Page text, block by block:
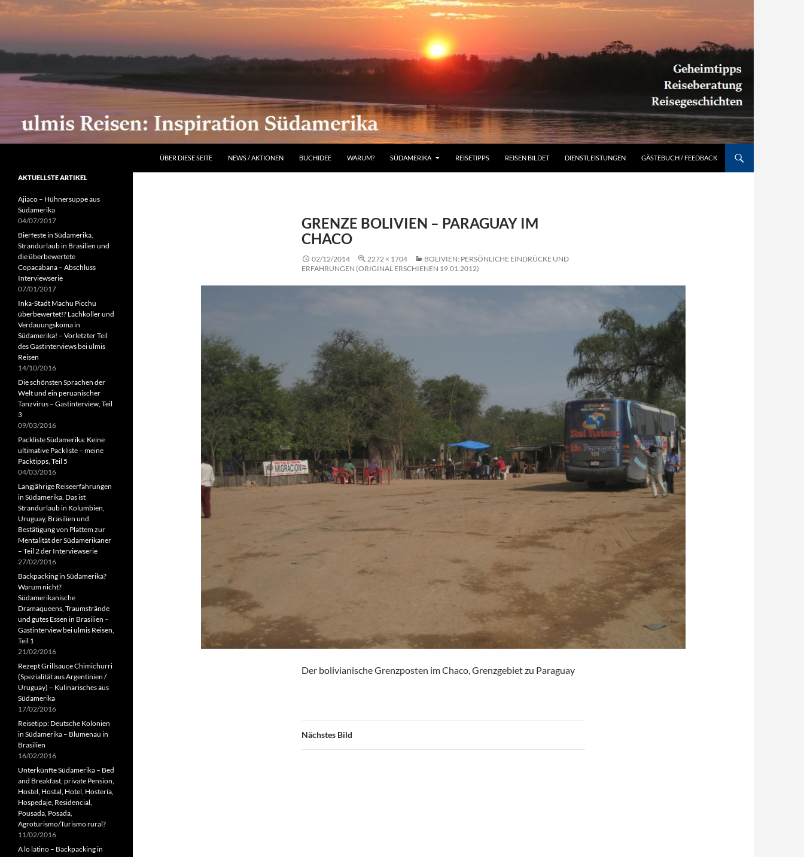
Südamerika individuell entdecken: Geheimtipps, Reiseberatung, Reisegeschichten
ÜBER DIESE SEITE
NEWS / AKTIONEN BUCHIDEE WARUM? SÜDAMERIKA REISETIPPS REISEN BILDET DIENSTLEISTUNGEN GÄSTEBUCH / FEEDBACK
GRENZE BOLIVIEN – PARAGUAY IM
CHACO
02/12/2014 2272 × 1704
BOLIVIEN: PERSÖNLICHE EINDRÜCKE UND
ERFAHRUNGEN (ORIGINAL ERSCHIENEN 19.01.2012)
Der bolivianische Grenzposten im Chaco, Grenzgebiet zu Paraguay
Nächstes Bild
AKTUELLSTE ARTIKEL
Ajiaco – Hühnersuppe aus
Südamerika
04/07/2017
Bierfeste in Südamerika,
Strandurlaub in Brasilien und
die überbewertete
Copacabana – Abschluss
Interviewserie
07/01/2017
Inka-Stadt Machu Picchu
überbewertet!? Lachkoller und
Verdauungskoma in
Südamerika! – Vorletzter Teil
des Gastinterviews bei ulmis
Reisen
14/10/2016
Die schönsten Sprachen der
Welt und ein peruanischer
Tanzvirus – Gastinterview, Teil
3
09/03/2016
Packliste Südamerika: Keine
ultimative Packliste – meine
Packtipps, Teil 5
04/03/2016
Langjährige Reiseerfahrungen
in Südamerika. Das ist
Strandurlaub in Kolumbien,
Uruguay, Brasilien und
Bestätigung von Plattem zur
Mentalität der Südamerikaner
– Teil 2 der Interviewserie
27/02/2016
Backpacking in Südamerika?
Warum nicht?
Südamerikanische
Dramaqueens, Traumstrände
und gutes Essen in Brasilien –
Gastinterview bei ulmis Reisen,
Teil 1
21/02/2016
Rezept Grillsauce Chimichurri
(Spezialität aus Argentinien /
Uruguay) – Kulinarisches aus
Südamerika
17/02/2016
Reisetipp: Deutsche Kolonien
in Südamerika – Blumenau in
Brasilien
16/02/2016
Unterkünfte Südamerika – Bed
and Breakfast, private Pension,
Hostel, Hostal, Hotel, Hostería,
Hospedaje, Residencial,
Pousada, Posada,
Agroturismo/Turismo rural?
11/02/2016
A lo latino – Backpacking in